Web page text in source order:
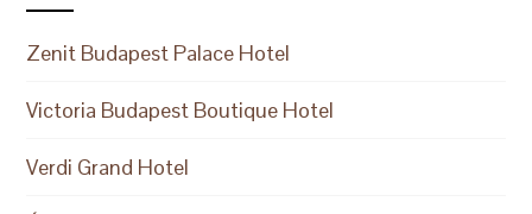
Zenit Budapest Palace Hotel
Victoria Budapest Boutique Hotel
Verdi Grand Hotel